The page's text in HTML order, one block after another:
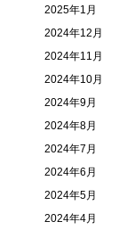
2025年1月
2024年12月
2024年11月
2024年10月
2024年9月
2024年8月
2024年7月
2024年6月
2024年5月
2024年4月